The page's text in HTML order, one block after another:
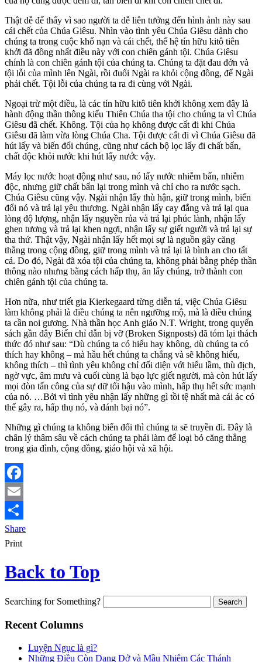
Thật dễ để thấy vì sao người ta dễ liên tưởng đến hình ảnh này sau
cái chết của Chúa Giêsu. Nhìn vào tình yêu Chúa Giêsu dành cho
chúng ta trong cuộc khổ nạn và cái chết, thế hệ tín hữu kitô tiên
khởi đã đồng nhất điều này với con chiên gánh tội. Chúa Giêsu
chính là con chiên gánh tội của chúng ta. Chúng ta đặt đau đớn và
tội lỗi của mình lên Ngài, rồi đuổi Ngài ra khỏi cộng đồng, để Ngài
phải chết. Tội lỗi của chúng ta ra đi cùng với Ngài.
Ngoại trừ một điều, là các tín hữu kitô tiên khởi không xem đây là
hành động thần thông kiểu Thiên Chúa tha tội cho chúng ta vì Chúa
Giêsu đã chết. Không. Tội của họ không được cất đi khi Chúa
Giêsu đã làm vừa lòng Chúa Cha. Tội được cất đi vì Chúa Giêsu đã
hút lấy và biến đổi chúng, cũng như cách bộ lọc lấy đi chất bẩn,
chất độc khỏi nước khi hút lấy nước vậy.
Máy lọc nước hoạt động như sau, nó lấy nước nhiễm bẩn, nhiễm
độc, nhưng giữ chất bẩn lại trong mình và chỉ cho ra nước sạch.
Chúa Giêsu cũng vậy. Ngài nhận lấy thù hận, giữ trong mình, biến
đổi nó và trả lại yêu thương. Ngài nhận lấy cay đắng và trả lại qua
lòng độ lượng, nhận lấy nguyền rủa và trả lại phúc lành, nhận lấy
ghen tương và trả lại khen ngợi, nhận lấy sự giết người và trả lại sự
tha thứ. Thật vậy, Ngài nhận lấy hết mọi sự là nguồn gây căng
thẳng trong cộng đồng, giữ trong mình và trả lại là bình an cho tất
cả. Do đó, Ngài đã xóa tội của chúng ta, không phải bằng phép thần
thông nào nhưng bằng cách hấp thụ, ăn lấy chúng, trở thành con
chiên gánh tội của chúng ta.
Hơn nữa, như triết gia Kierkegaard từng diễn tả, việc Chúa Giêsu
làm không phải là điều chúng ta nên ngưỡng mộ, mà là điều chúng
ta cần noi gương. Nhà thần học Anh giáo N.T. Wright, trong quyển
sách gần đây Biển chỉ dẫn bị vỡ (Broken Signposts) đã tóm lại thách
thức đó như sau: “Dù chúng ta có hiểu hay không, dù chúng ta có
thích hay không – mà hầu hết chúng ta chẳng và sẽ không hiểu,
không thích – thì tình yêu không chỉ đối diện với hiểu lầm, thù địch,
ngờ vực, âm mưu và cuối cùng là bạo lực giết người, mà còn hút lấy
mọi đòn tấn công của sự dữ tối hậu vào mình, hấp thụ hết sức mạnh
của nó. …Bởi vì tình yêu nhận lấy những gì tồi tệ nhất mà cái ác có
thể gây ra, hấp thụ nó, và đánh bại nó”.
Những gì chúng ta không biến đổi thì chúng ta sẽ truyền đi. Đây là
chân lý thâm sâu về cách chúng ta phải làm để loại bỏ căng thẳng
trong gia đình, cộng đồng, giáo hội và xã hội.
Facebook
Email
Share
Print
Back to Top
Searching for Something?
Recent Columns
Luyện Ngục là gì?
Những Điều Còn Dang Dở và Mầu Nhiệm Các Thánh